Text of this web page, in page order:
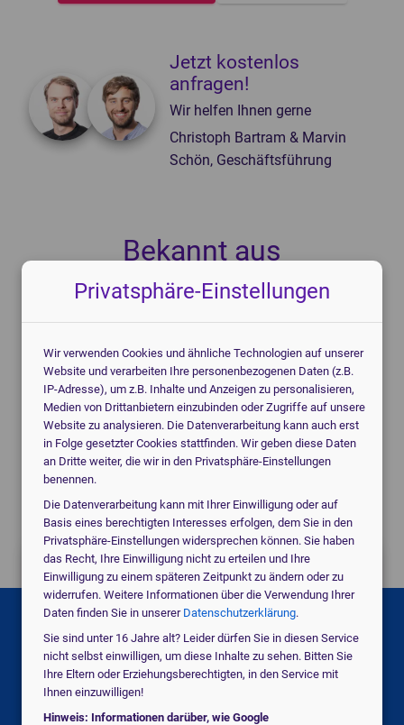
Jetzt kostenlos
anfragen!
Wir helfen Ihnen gerne
Christoph Bartram & Marvin
Schön, Geschäftsführung
Bekannt aus
Angebote fürEKG-Gerätevom digitalen
Marktführer.
Individuell für Ihre Praxis.
Jetzt kostenlos anfragen!
Suchen Sie für eine Praxis, eine Klinik oder
ein MVZ?
medical_servicesPraxis
Privatsphäre-Einstellungen
Wir verwenden Cookies und ähnliche Technologien auf unserer
Website und verarbeiten Ihre personenbezogenen Daten (z.B.
IP-Adresse), um z.B. Inhalte und Anzeigen zu personalisieren,
Medien von Drittanbietern einzubinden oder Zugriffe auf unsere
Website zu analysieren. Die Datenverarbeitung kann auch erst
in Folge gesetzter Cookies stattfinden. Wir geben diese Daten
an Dritte weiter, die wir in den Privatsphäre-Einstellungen
benennen.
Die Datenverarbeitung kann mit Ihrer Einwilligung oder auf
Basis eines berechtigten Interesses erfolgen, dem Sie in den
Privatsphäre-Einstellungen widersprechen können. Sie haben
das Recht, Ihre Einwilligung nicht zu erteilen und Ihre
Einwilligung zu einem späteren Zeitpunkt zu ändern oder zu
widerrufen. Weitere Informationen über die Verwendung Ihrer
Daten finden Sie in unserer Datenschutzerklärung.
Sie sind unter 16 Jahre alt? Leider dürfen Sie in diesen Service
nicht selbst einwilligen, um diese Inhalte zu sehen. Bitten Sie
Ihre Eltern oder Erziehungsberechtigten, in den Service mit
Ihnen einzuwilligen!
Hinweis: Informationen darüber, wie Google